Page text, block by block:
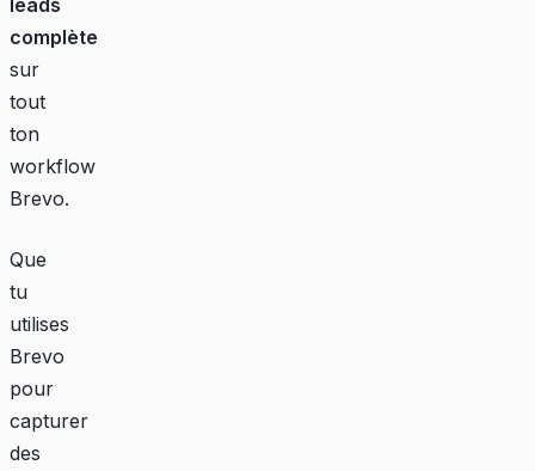
complète
sur
tout
ton
workflow
Brevo.
Que
tu
utilises
Brevo
pour
capturer
des